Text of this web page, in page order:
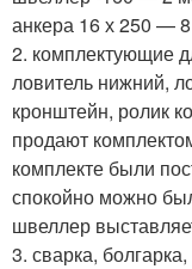
анкера 16 х 250 —
2. комплектующие
ловитель нижний,
кронштейн, ролик
продают
комплекте были
спокойно можно
швеллер
3. сварка, болгарка,